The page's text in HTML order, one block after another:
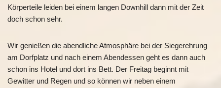
Körperteile leiden bei einem langen Downhill dann mit der Zeit
doch schon sehr.
Wir genießen die abendliche Atmosphäre bei der Siegerehrung
am Dorfplatz und nach einem Abendessen geht es dann auch
schon ins Hotel und dort ins Bett. Der Freitag beginnt mit
Gewitter und Regen und so können wir neben einem